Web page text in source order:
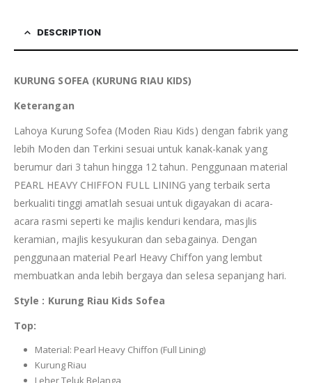
DESCRIPTION
KURUNG SOFEA (KURUNG RIAU KIDS)
Keterangan
Lahoya Kurung Sofea (Moden Riau Kids) dengan fabrik yang
lebih Moden dan Terkini sesuai untuk kanak-kanak yang
berumur dari 3 tahun hingga 12 tahun. Penggunaan material
PEARL HEAVY CHIFFON FULL LINING yang terbaik serta
berkualiti tinggi amatlah sesuai untuk digayakan di acara-
acara rasmi seperti ke majlis kenduri kendara, masjlis
keramian, majlis kesyukuran dan sebagainya. Dengan
penggunaan material Pearl Heavy Chiffon yang lembut
membuatkan anda lebih bergaya dan selesa sepanjang hari.
Style : Kurung Riau Kids Sofea
Top:
Material: Pearl Heavy Chiffon (Full Lining)
Kurung Riau
Leher Teluk Belanga